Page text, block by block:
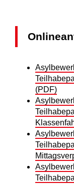
(PDF)